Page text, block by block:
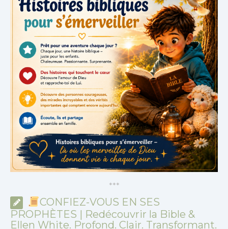
***
CONFIEZ-VOUS EN SES
PROPHÈTES | Redécouvrir la Bible &
Ellen White. Profond. Clair. Transformant.